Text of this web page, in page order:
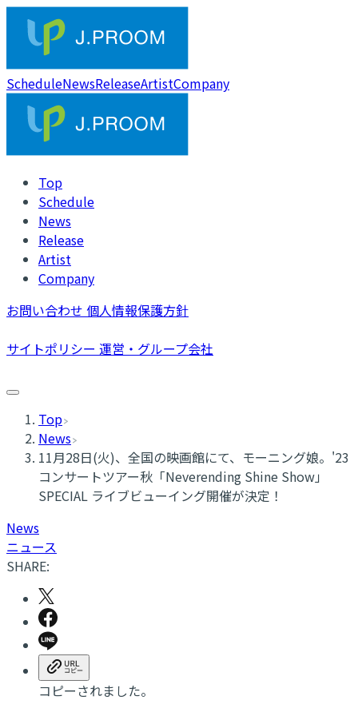
ScheduleNewsReleaseArtistCompany
Top
Schedule
News
Release
Artist
Company
お問い合わせ 個人情報保護方針
サイトポリシー 運営・グループ会社
Top
News
11月28日(火)、全国の映画館にて、モーニング娘。'23
コンサートツアー秋「Neverending Shine Show」
SPECIAL ライブビューイング開催が決定！
News
ニュース
SHARE:
コピーされました。